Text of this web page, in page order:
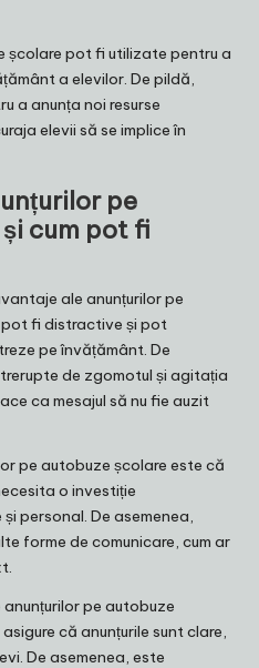
școlare pot fi utilizate pentru a
a elevilor. De pildă,
a anunța noi resurse
elevii să se implice în
pe
cum pot fi
ale anunțurilor pe
fi distractive și pot
pe învățământ. De
de zgomotul și agitația
ca mesajul să nu fie auzit
pe autobuze școlare este că
o investiție
personal. De asemenea,
forme de comunicare, cum ar
pe autobuze
că anunțurile sunt clare,
De asemenea, este